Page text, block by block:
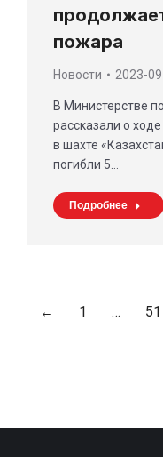
пожара
Новости 2023-
В Министерстве
рассказали о
в шахте
погибли 5…
Подробнее
← 1 … 51